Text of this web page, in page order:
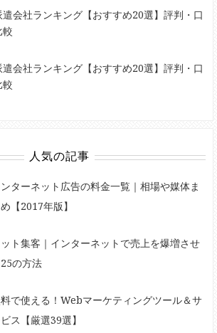
会社ランキング【おすすめ20選】評判・口
較
遣会社ランキング【おすすめ20選】評判・口
較
人気の記事
ターネット広告の料金一覧｜相場や媒体ま
【2017年版】
ト集客｜インターネットで売上を爆増させ
の方法
で使える！Webマーケティングツール＆サ
ス【厳選39選】